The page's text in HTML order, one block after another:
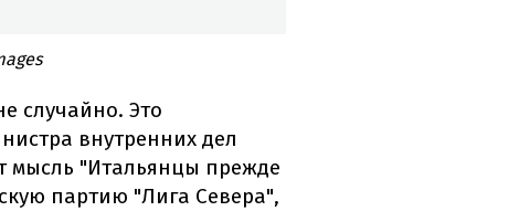
случайно. Это
внутренних дел
мысль "Итальянцы прежде
партию "Лига Севера",